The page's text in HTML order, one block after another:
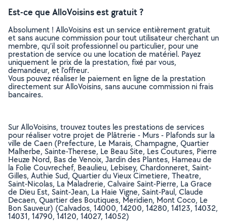
Est-ce que AlloVoisins est gratuit ?
Absolument ! AlloVoisins est un service entièrement gratuit
et sans aucune commission pour tout utilisateur cherchant un
membre, qu’il soit professionnel ou particulier, pour une
prestation de service ou une location de matériel. Payez
uniquement le prix de la prestation, fixé par vous,
demandeur, et l’offreur.
Vous pouvez réaliser le paiement en ligne de la prestation
directement sur AlloVoisins, sans aucune commission ni frais
bancaires.
Sur AlloVoisins, trouvez toutes les prestations de services
pour réaliser votre projet de Plâtrerie - Murs - Plafonds sur la
ville de Caen (Prefecture, Le Marais, Champagne, Quartier
Malherbe, Sainte-Therese, Le Beau Site, Les Coutures, Pierre
Heuze Nord, Bas de Venoix, Jardin des Plantes, Hameau de
la Folie Couvrechef, Beaulieu, Lebisey, Chardonneret, Saint-
Gilles, Authie Sud, Quartier du Vieux Cimetiere, Theatre,
Saint-Nicolas, La Maladrerie, Calvaire Saint-Pierre, La Grace
de Dieu Est, Saint-Jean, La Haie Vigne, Saint-Paul, Claude
Decaen, Quartier des Boutiques, Meridien, Mont Coco, Le
Bon Sauveur) (Calvados, 14000, 14200, 14280, 14123, 14032,
14031, 14790, 14120, 14027, 14052)